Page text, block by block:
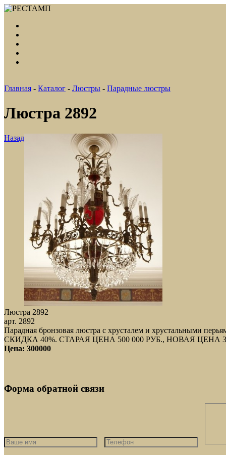
Главная - Каталог - Люстры - Парадные люстры
Люстра 2892
Назад
Люстра 2892
арт. 2892
Парадная бронзовая люстра с хрусталем и хрустальными
СКИДКА 40%. СТАРАЯ ЦЕНА 500 000 РУБ., НОВАЯ
Цена: 300000
Форма обратной связи